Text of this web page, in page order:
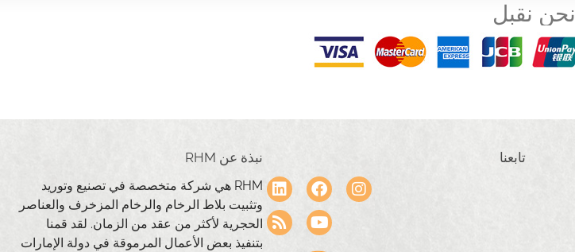
نحن نقبل
تابعنا نبذة عن RHM
RHM هي شركة متخصصة في تصنيع وتوريد
وتثبيت بلاط الرخام والرخام المزخرف والعناصر
الحجرية لأكثر من عقد من الزمان. لقد قمنا
بتنفيذ بعض الأعمال المرموقة في دولة الإمارات